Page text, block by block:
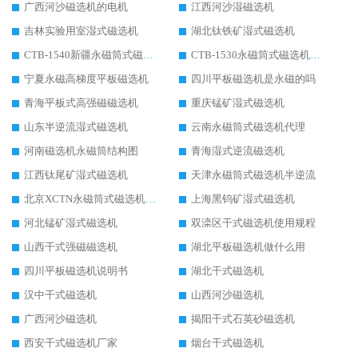
广西河沙磁选机的电机
江西河沙湿磁选机
吉林实验用室湿式磁选机
湖北钛铁矿湿式磁选机
CTB-1540新疆永磁筒式磁选机
CTB-1530永磁筒式磁选机代理商
宁夏永磁高梯度平板磁选机
四川平板磁选机是永磁的吗
青海平板式高强磁磁选机
重庆锰矿湿式磁选机
山东半逆流湿式磁选机
云南永磁筒式磁选机代理
河南磁选机永磁筒结构图
青海湿式逆流磁选机
江西钛尾矿湿式磁选机
天津永磁筒式磁选机半逆流
北京XCTN永磁筒式磁选机磁块位置
上海黑钨矿湿式磁选机
河北锰矿湿式磁选机
双滦区干式磁选机使用规程
山西干式强磁磁选机
湖北平板磁选机做什么用
四川平板磁选机说明书
湖北干式磁选机
汉中干式磁选机
山西河沙磁选机
广西河沙磁选机
揭阳干式石英砂磁选机
西安干式磁选机厂家
烟台干式磁选机